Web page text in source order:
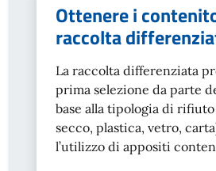
Ottenere i
raccolta
La raccolta differenziata
prima selezione da parte
base alla tipologia di
secco, plastica, vetro,
l’utilizzo di appositi